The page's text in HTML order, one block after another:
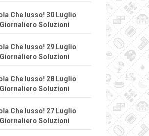
Che lusso! 30 Luglio
Soluzioni
Che lusso! 29 Luglio
Soluzioni
Che lusso! 28 Luglio
Soluzioni
Che lusso! 27 Luglio
Soluzioni